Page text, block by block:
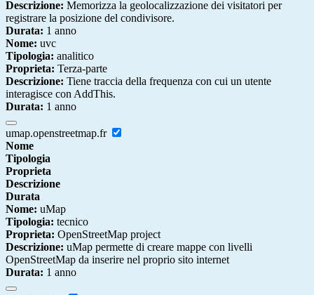
Descrizione: Memorizza la geolocalizzazione dei visitatori per
registrare la posizione del condivisore.
Durata: 1 anno
Nome: uvc
Tipologia: analitico
Proprieta: Terza-parte
Descrizione: Tiene traccia della frequenza con cui un utente
interagisce con AddThis.
Durata: 1 anno
umap.openstreetmap.fr
Nome
Tipologia
Proprieta
Descrizione
Durata
Nome: uMap
Tipologia: tecnico
Proprieta: OpenStreetMap project
Descrizione: uMap permette di creare mappe con livelli
OpenStreetMap da inserire nel proprio sito internet
Durata: 1 anno